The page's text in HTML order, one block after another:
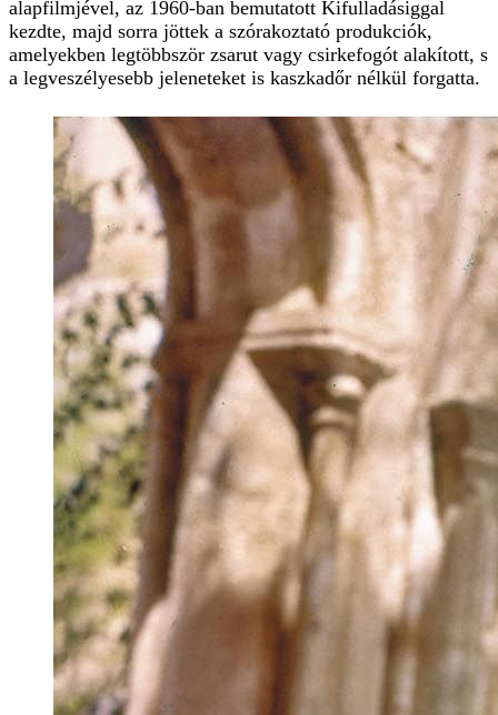
alapfilmjével, az 1960-ban bemutatott Kifulladásiggal
kezdte, majd sorra jöttek a szórakoztató produkciók,
amelyekben legtöbbször zsarut vagy csirkefogót alakított, s
a legveszélyesebb jeleneteket is kaszkadőr nélkül forgatta.